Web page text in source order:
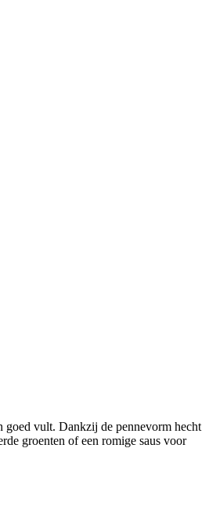
goed vult. Dankzij de pennevorm hecht
groenten of een romige saus voor